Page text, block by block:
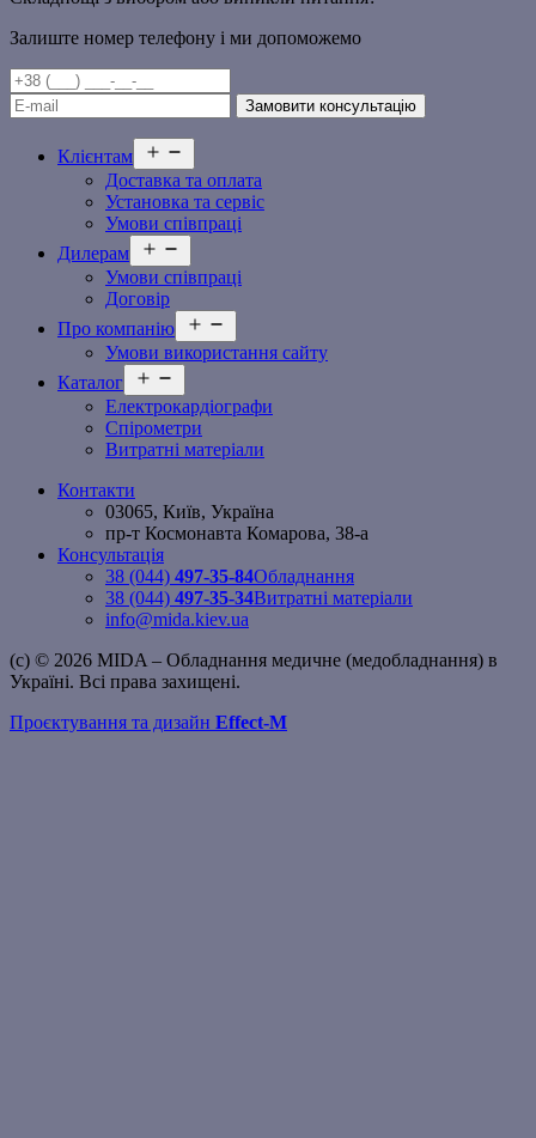
Залиште номер телефону і ми допоможемо
Клієнтам
меню
Доставка та оплата
Установка та сервіс
Умови співпраці
Дилерам
меню
Умови співпраці
Договір
Про компанію
меню
Умови використання сайту
Каталог
меню
Електрокардіографи
Спірометри
Витратні матеріали
Контакти
03065, Київ, Україна
пр-т Космонавта Комарова, 38-а
Консультація
38 (044) 497-35-84Обладнання
38 (044) 497-35-34Витратні матеріали
info@mida.kiev.ua
(c) © 2026 MIDA – Обладнання медичне (медобладнання) в
Україні. Всі права захищені.
Проєктування та дизайн Effect-M